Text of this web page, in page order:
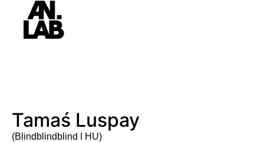
Tamaś Luspay
(Blindblindblind I HU)